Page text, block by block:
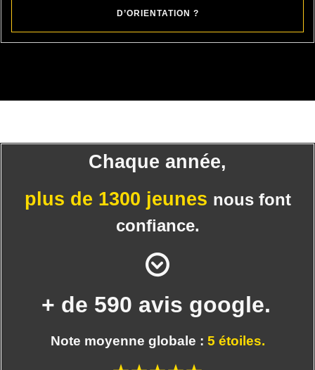
D’ORIENTATION ?
Chaque année,
plus de 1300 jeunes nous font
confiance.
+ de 590 avis google.
Note moyenne globale : 5 étoiles.